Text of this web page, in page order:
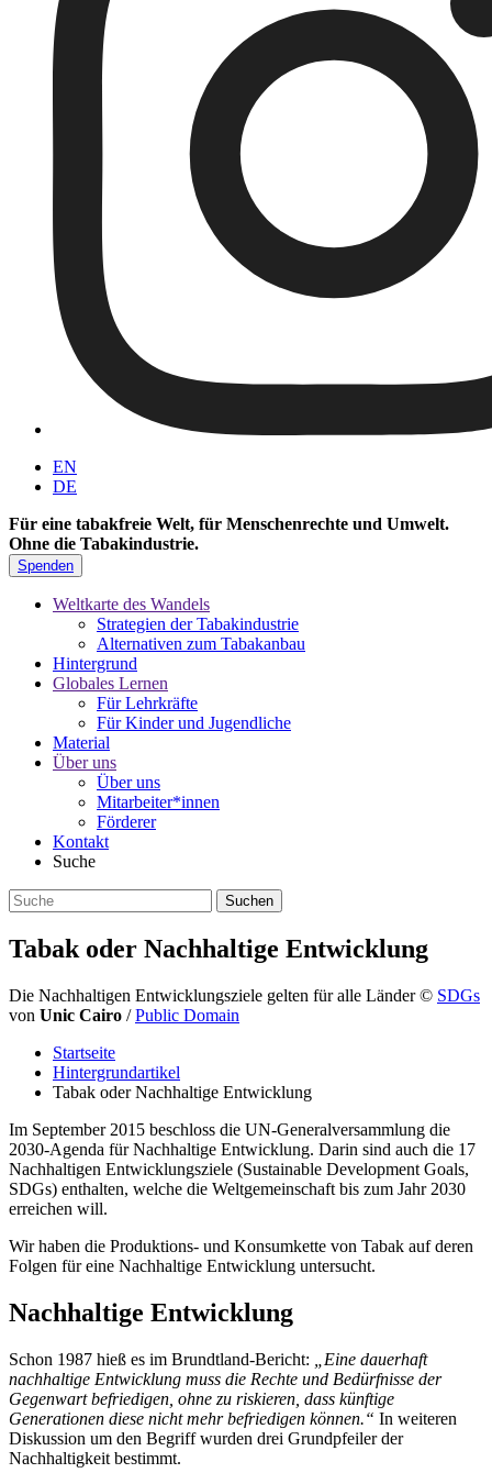
EN
DE
Für eine tabakfreie Welt, für Menschenrechte und Umwelt.
Ohne die Tabakindustrie.
Spenden
Weltkarte des Wandels
Strategien der Tabakindustrie
Alternativen zum Tabakanbau
Hintergrund
Globales Lernen
Für Lehrkräfte
Für Kinder und Jugendliche
Material
Über uns
Über uns
Mitarbeiter*innen
Förderer
Kontakt
Suche
Tabak oder Nachhaltige Entwicklung
Die Nachhaltigen Entwicklungsziele gelten für alle Länder© SDGs
von Unic Cairo /Public Domain
Startseite
Hintergrundartikel
Tabak oder Nachhaltige Entwicklung
Im September 2015 beschloss die UN-Generalversammlung die
2030-Agenda für Nachhaltige Entwicklung. Darin sind auch die 17
Nachhaltigen Entwicklungsziele (Sustainable Development Goals,
SDGs) enthalten, welche die Weltgemeinschaft bis zum Jahr 2030
erreichen will.
Wir haben die Produktions- und Konsumkette von Tabak auf deren
Folgen für eine Nachhaltige Entwicklung untersucht.
Nachhaltige Entwicklung
Schon 1987 hieß es im Brundtland-Bericht:
„Eine dauerhaft
nachhaltige Entwicklung muss die Rechte und Bedürfnisse der
Gegenwart befriedigen, ohne zu riskieren, dass künftige
Generationen diese nicht mehr befriedigen können.“ In weiteren
Diskussion um den Begriff wurden drei Grundpfeiler der
Nachhaltigkeit bestimmt.